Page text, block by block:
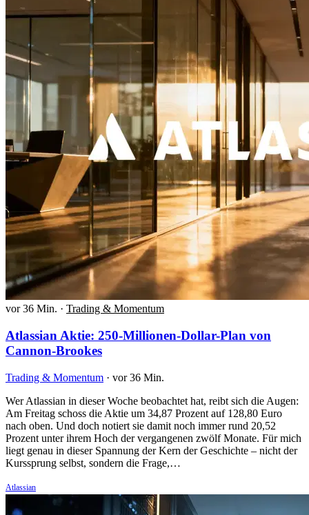
vor 36 Min. · Trading & Momentum
Atlassian Aktie: 250-Millionen-Dollar-Plan von
Cannon-Brookes
Trading & Momentum · vor 36 Min.
Wer Atlassian in dieser Woche beobachtet hat, reibt sich die Augen:
Am Freitag schoss die Aktie um 34,87 Prozent auf 128,80 Euro
nach oben. Und doch notiert sie damit noch immer rund 20,52
Prozent unter ihrem Hoch der vergangenen zwölf Monate. Für mich
liegt genau in dieser Spannung der Kern der Geschichte – nicht der
Kurssprung selbst, sondern die Frage,…
Atlassian